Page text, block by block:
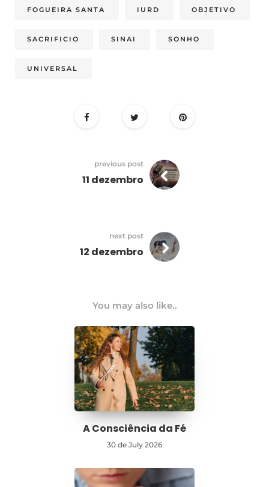
FOGUEIRA SANTA IURD OBJETIVO
SACRIFICIO SINAI SONHO
UNIVERSAL
previous post
11 dezembro
next post
12 dezembro
You may also like..
A Consciência da Fé
30 de July 2026